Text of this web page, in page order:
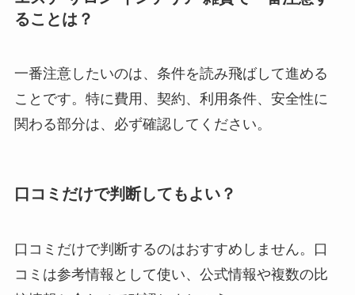
ることは？
一番注意したいのは、条件を読み飛ばして進める
ことです。特に費用、契約、利用条件、安全性に
関わる部分は、必ず確認してください。
口コミだけで判断してもよい？
口コミだけで判断するのはおすすめしません。口
コミは参考情報として使い、公式情報や複数の比